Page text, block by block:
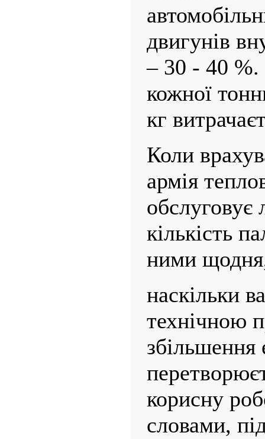
двигунів
– 30 - 40 %.
кожної
кг
Коли
армія
обслуговує
кількість
ними щодня,
наскільки
технічною
збільшення
корисну
словами,